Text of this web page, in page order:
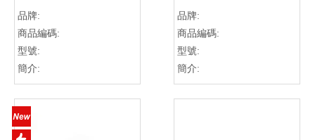
品牌:
商品編碼:
型號:
簡介:
品牌:
商品編碼:
型號:
簡介: